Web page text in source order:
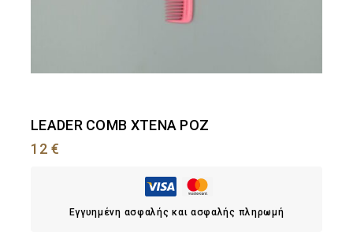
LEADER COMB ΧΤΕΝΑ ΡΟΖ
12€
Εγγυημένη ασφαλής και ασφαλής πληρωμή